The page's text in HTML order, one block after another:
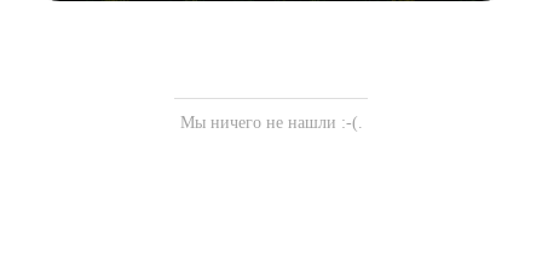
Мы ничего не нашли :-(.